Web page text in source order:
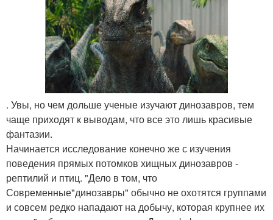
. Увы, но чем дольше ученые изучают динозавров, тем
чаще приходят к выводам, что все это лишь красивые
фантазии.
Начинается исследование конечно же с изучения
поведения прямых потомков хищных динозавров -
рептилий и птиц. "Дело в том, что
Современные"динозавры" обычно не охотятся группами
и совсем редко нападают на добычу, которая крупнее их